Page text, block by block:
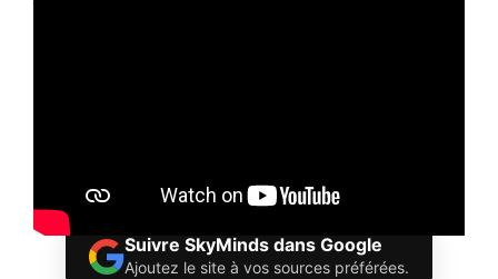
Suivre SkyMinds dans Google
Ajoutez le site à vos sources préférées.